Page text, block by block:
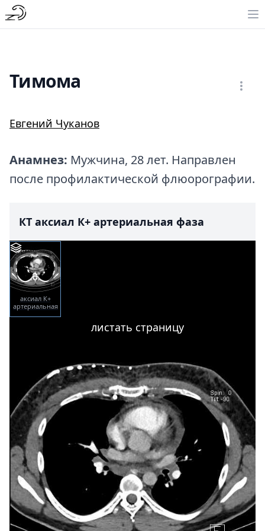
Тимома
Евгений Чуканов
Анамнез: Мужчина, 28 лет. Направлен
после профилактической флюорографии.
КТ аксиал К+ артериальная фаза
аксиал К+
артериальная
листать страницу